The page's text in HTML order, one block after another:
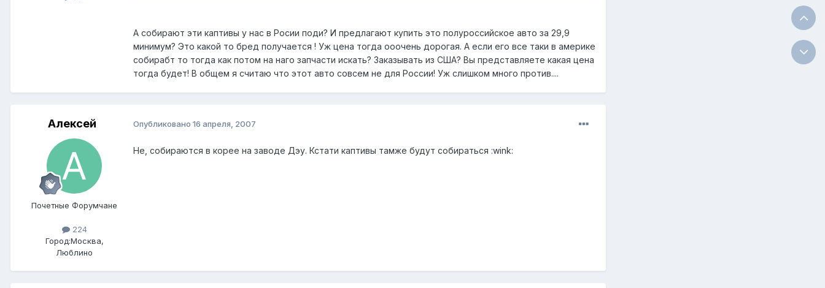
А собирают эти каптивы у нас в Росии поди? И предлагают купить это полуроссийское авто за 29,9
минимум? Это какой то бред получается ! Уж цена тогда ооочень дорогая. А если его все таки в америке
собирабт то тогда как потом на наго запчасти искать? Заказывать из США? Вы представляете какая цена
тогда будет! В общем я считаю что этот авто совсем не для России! Уж слишком много против....
Алексей
Почетные Форумчане
224
Город:Москва,
Люблино
Опубликовано 16 апреля, 2007
Не, собираются в корее на заводе Дэу. Кстати каптивы тамже будут собираться :wink: